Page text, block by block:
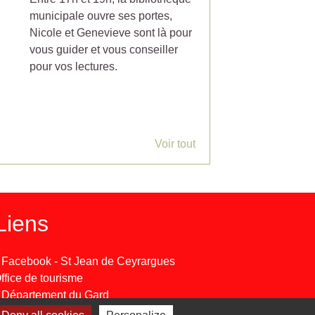
municipale ouvre ses portes,
Nicole et Genevieve sont là pour
vous guider et vous conseiller
pour vos lectures.
Voir tout
Facebook - St Jean de Ceyrargues
de tourisme
du Gard
Préfecture du Gard